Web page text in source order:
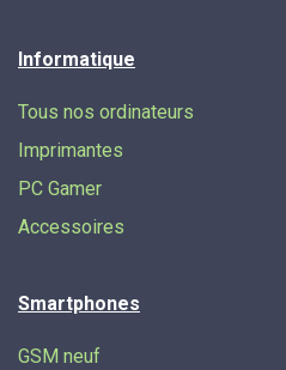
Informatique
Tous nos ordinateurs
Imprimantes
PC Gamer
Accessoires
Smartphones
GSM neuf